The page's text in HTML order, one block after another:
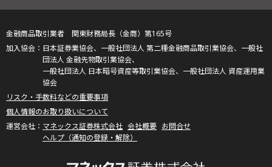
金融商品取引業者 関東財務局長（金商）第165号
日本証券業協会、一般社団法人 第二種金融商品取引業協会、一般社
団法人 金融先物取引業協会、
一般社団法人 日本暗号資産等取引業協会、一般社団法人 資産運用業
協会
リスク・手数料などの重要事項
個人情報のお取り扱いについて
マネックス証券株式会社 会社概要 お問合せ
ヘルプ（通知の登録・解除）